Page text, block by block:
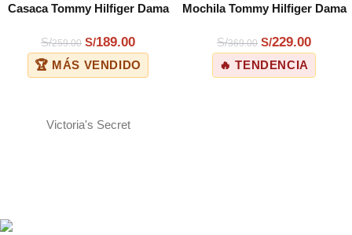
Casaca Tommy Hilfiger Dama
S/259.00 S/189.00
🏆 MÁS VENDIDO
Mochila Tommy Hilfiger Dama
S/369.00 S/229.00
🔥 TENDENCIA
Victoria's Secret